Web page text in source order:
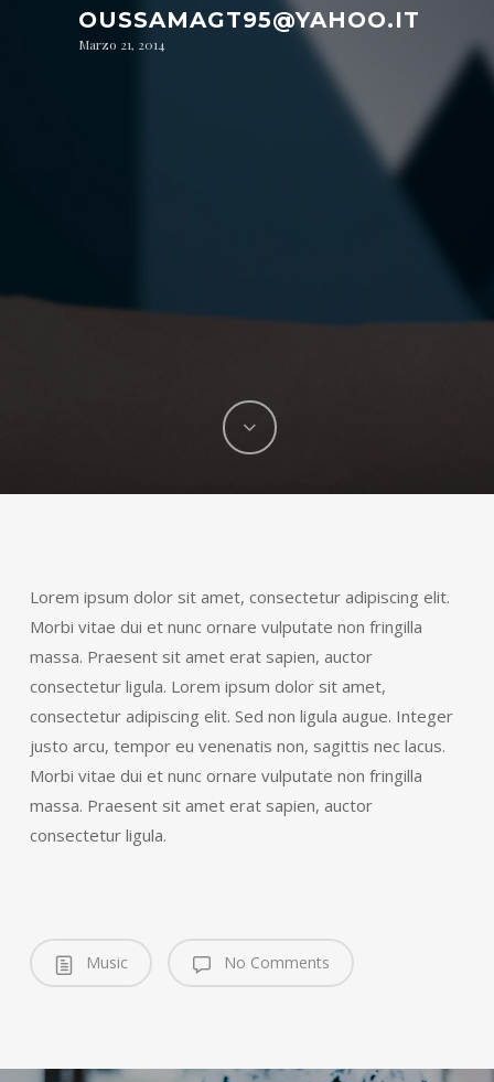
OUSSAMAGT95@YAHOO.IT
Marzo 21, 2014
Lorem ipsum dolor sit amet, consectetur adipiscing elit.
Morbi vitae dui et nunc ornare vulputate non fringilla
massa. Praesent sit amet erat sapien, auctor
consectetur ligula. Lorem ipsum dolor sit amet,
consectetur adipiscing elit. Sed non ligula augue. Integer
justo arcu, tempor eu venenatis non, sagittis nec lacus.
Morbi vitae dui et nunc ornare vulputate non fringilla
massa. Praesent sit amet erat sapien, auctor
consectetur ligula.
Music No Comments